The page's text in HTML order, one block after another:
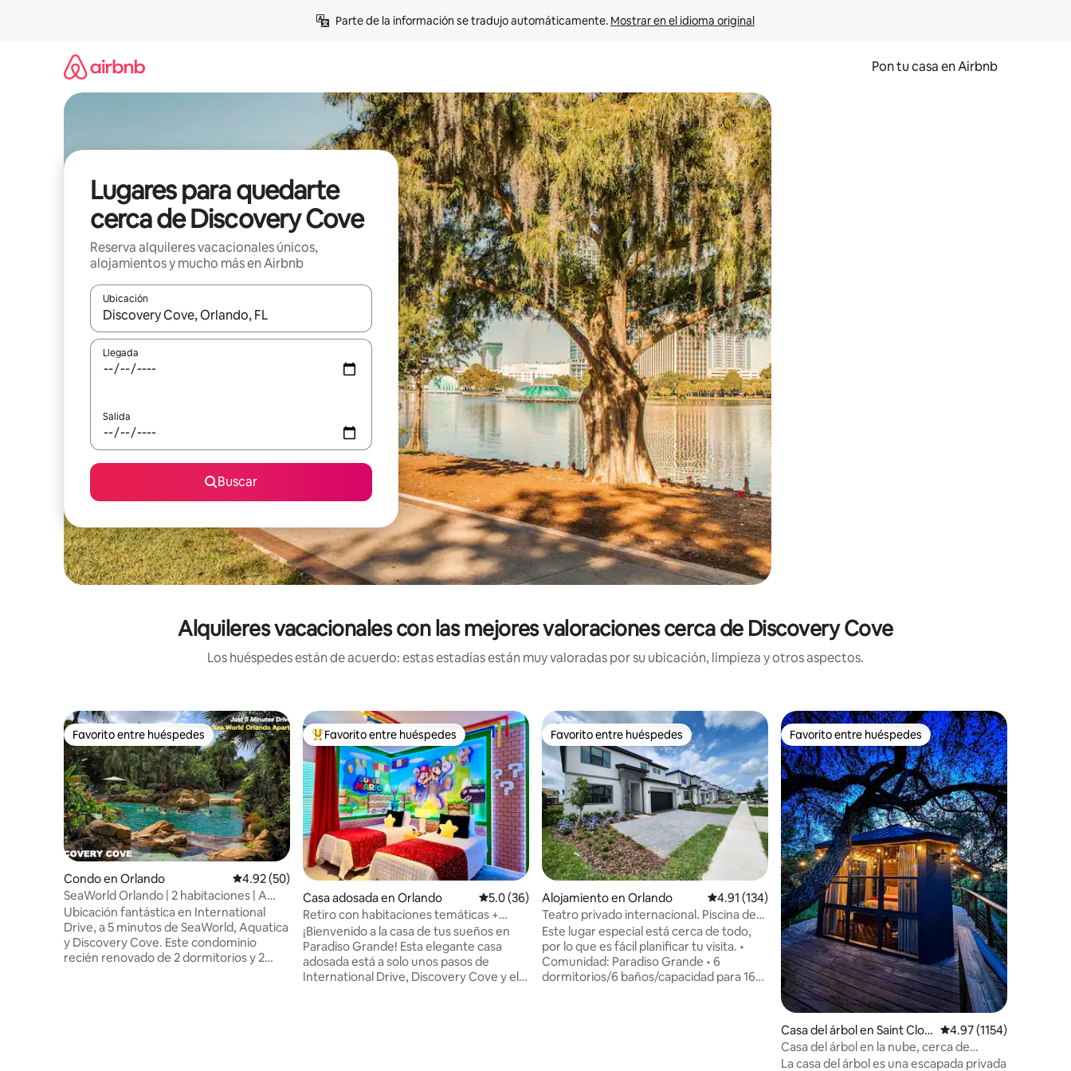
Parte de la información se tradujo automáticamente. Mostrar en el idioma original
Pon tu casa en Airbnb
Lugares para quedarte
cerca de Discovery Cove
Reserva alquileres vacacionales únicos,
alojamientos y mucho más en Airbnb
Ubicación
Cuando los resultados estén disponibles, navega con las teclas de flecha hacia arriba y hacia abajo o explora con el tacto o desliza el dedo.
Llegada
Salida
Buscar
Alquileres vacacionales con las mejores valoraciones cerca de Discovery Cove
Los huéspedes están de acuerdo: estas estadías están muy valoradas por su ubicación, limpieza y otros aspectos.
Favorito entre huéspedes
Favorito entre huéspedes
Condo en Orlando Calificación promedio: 4.92 de 5, 50 reseñas
4.92 (50)
SeaWorld Orlando | 2 habitaciones | A
minutos de los parques
Ubicación fantástica en International
Drive, a 5 minutos de SeaWorld, Aquatica
y Discovery Cove. Este condominio
recién renovado de 2 dormitorios y 2
Favorito entre huéspedes preferido
Favorito entre huéspedes
Casa adosada en Orlando Calificación promedio: 5.0 de 5, 36 reseñas
5.0 (36)
Retiro con habitaciones temáticas +
piscina privada | Centro de convenciones
¡Bienvenido a la casa de tus sueños en
Paradiso Grande! Esta elegante casa
adosada está a solo unos pasos de
International Drive, Discovery Cove y el
Favorito entre huéspedes
Favorito entre huéspedes
Alojamiento en Orlando Calificación promedio: 4.91 de 5, 134 reseñas
4.91 (134)
Teatro privado internacional. Piscina de
sal. Sauna
Este lugar especial está cerca de todo,
por lo que es fácil planificar tu visita. •
Comunidad: Paradiso Grande • 6
dormitorios/6 baños/capacidad para 16
Favorito entre huéspedes
Favorito entre huéspedes
Casa del árbol en Saint Clou
d
Calificación promedio:
4.97 (1154)
Casa del árbol en la nube, cerca de
parques temáticos
La casa del árbol es una escapada privada